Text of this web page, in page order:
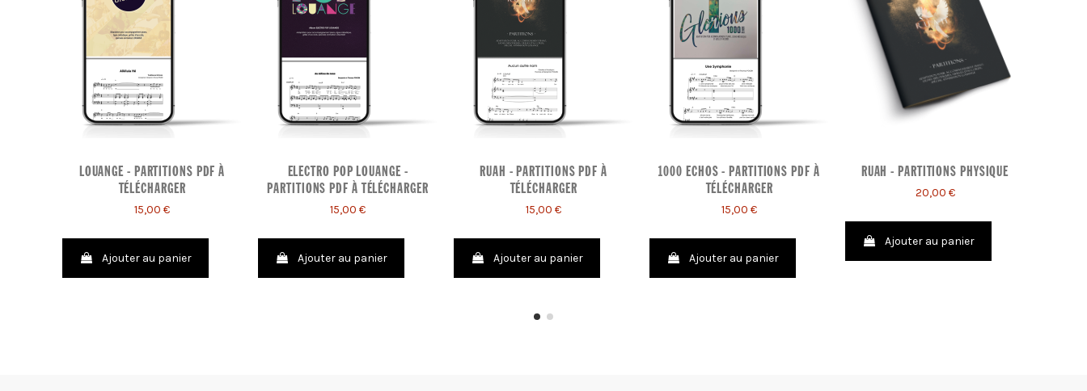
LOUANGE - PARTITIONS PDF À
TÉLÉCHARGER
15,00 €
Ajouter au panier
ELECTRO POP LOUANGE -
PARTITIONS PDF À TÉLÉCHARGER
15,00 €
Ajouter au panier
RUAH - PARTITIONS PDF À
TÉLÉCHARGER
15,00 €
Ajouter au panier
1000 ECHOS - PARTITIONS PDF À
TÉLÉCHARGER
15,00 €
Ajouter au panier
RUAH - PARTITIONS PHYSIQUE
20,00 €
Ajouter au panier